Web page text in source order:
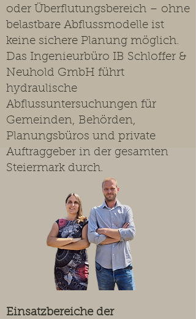
Einsatzbereiche der
oder Überflutungsbereich – ohne
belastbare Abflussmodelle ist
keine sichere Planung möglich.
Das Ingenieurbüro IB Schloffer &
Neuhold GmbH führt
hydraulische
Abflussuntersuchungen für
Gemeinden, Behörden,
Planungsbüros und private
Auftraggeber in der gesamten
Steiermark durch.